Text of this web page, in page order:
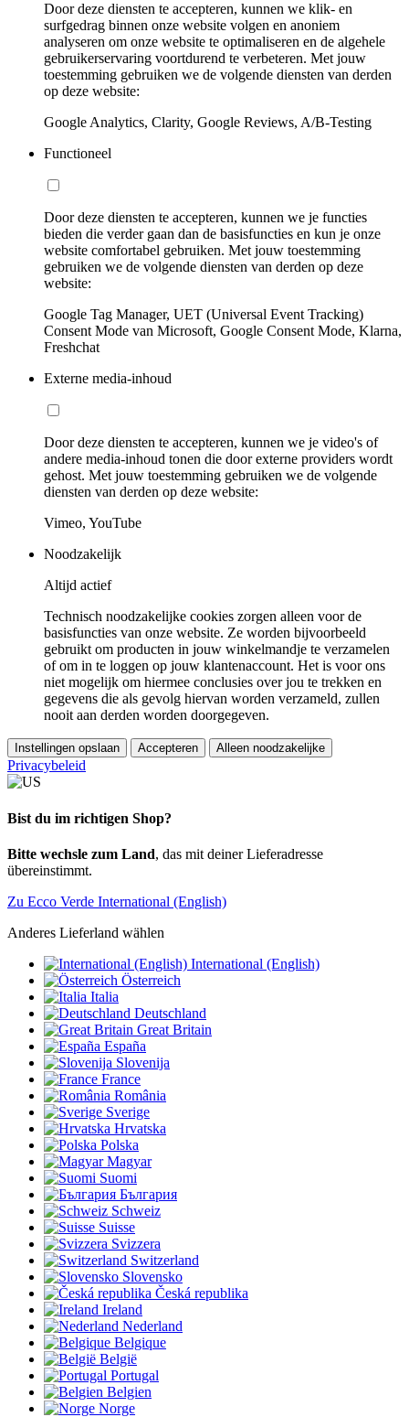
Door deze diensten te accepteren, kunnen we klik- en
surfgedrag binnen onze website volgen en anoniem
analyseren om onze website te optimaliseren en de algehele
gebruikerservaring voortdurend te verbeteren. Met jouw
toestemming gebruiken we de volgende diensten van derden
op deze website:
Google Analytics, Clarity, Google Reviews, A/B-Testing
Functioneel
Door deze diensten te accepteren, kunnen we je functies
bieden die verder gaan dan de basisfuncties en kun je onze
website comfortabel gebruiken. Met jouw toestemming
gebruiken we de volgende diensten van derden op deze
website:
Google Tag Manager, UET (Universal Event Tracking)
Consent Mode van Microsoft, Google Consent Mode, Klarna,
Freshchat
Externe media-inhoud
Door deze diensten te accepteren, kunnen we je video's of
andere media-inhoud tonen die door externe providers wordt
gehost. Met jouw toestemming gebruiken we de volgende
diensten van derden op deze website:
Vimeo, YouTube
Noodzakelijk
Altijd actief
Technisch noodzakelijke cookies zorgen alleen voor de
basisfuncties van onze website. Ze worden bijvoorbeeld
gebruikt om producten in jouw winkelmandje te verzamelen
of om in te loggen op jouw klantenaccount. Het is voor ons
niet mogelijk om hiermee conclusies over jou te trekken en
gegevens die als gevolg hiervan worden verzameld, zullen
nooit aan derden worden doorgegeven.
Instellingen opslaan Accepteren Alleen noodzakelijke
Privacybeleid
Bist du im richtigen Shop?
Bitte wechsle zum Land, das mit deiner Lieferadresse
übereinstimmt.
Zu Ecco Verde International (English)
Anderes Lieferland wählen
International (English)
Österreich
Italia
Deutschland
Great Britain
España
Slovenija
France
România
Sverige
Hrvatska
Polska
Magyar
Suomi
България
Schweiz
Suisse
Svizzera
Switzerland
Slovensko
Česká republika
Ireland
Nederland
Belgique
België
Portugal
Belgien
Norge